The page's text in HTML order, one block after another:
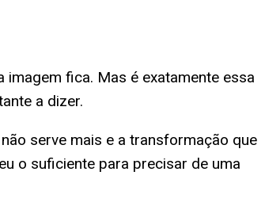
fica. Mas é exatamente essa
a dizer.
serve mais e a transformação que
o suficiente para precisar de uma